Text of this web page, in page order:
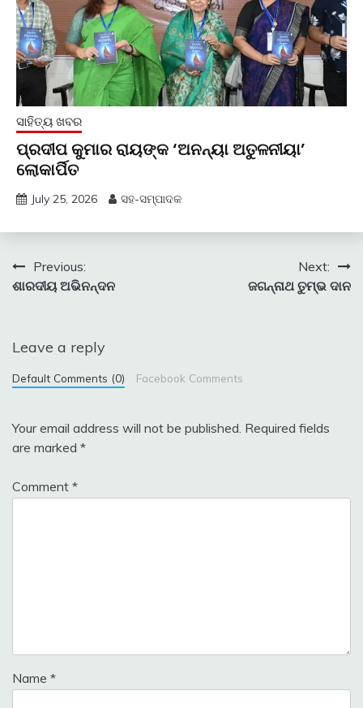
ସାହିତ୍ୟ ଖବର
ପ୍ରଦୀପ କୁମାର ରାୟଙ୍କ ‘ଅନନ୍ୟା ଅତୁଳନୀୟା’
ଲୋକାର୍ପିତ
July 25, 2026 ସହ-ସମ୍ପାଦକ
Post
navigation
Previous:
ଶାରଦୀୟ ଅଭିନନ୍ଦନ
Next:
ଜଗନ୍ନାଥ ତୁମ୍ଭ ଦାନ
Leave a reply
Default Comments (0) Facebook Comments
Your email address will not be published. Required fields
are marked *
Comment *
Name *